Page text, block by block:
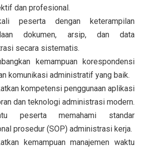
dan profesional.
peserta dengan keterampilan
dokumen, arsip, dan data
secara sistematis.
kemampuan korespondensi
komunikasi administratif yang baik.
kompetensi penggunaan aplikasi
dan teknologi administrasi modern.
peserta memahami standar
prosedur (SOP) administrasi kerja.
kemampuan manajemen waktu